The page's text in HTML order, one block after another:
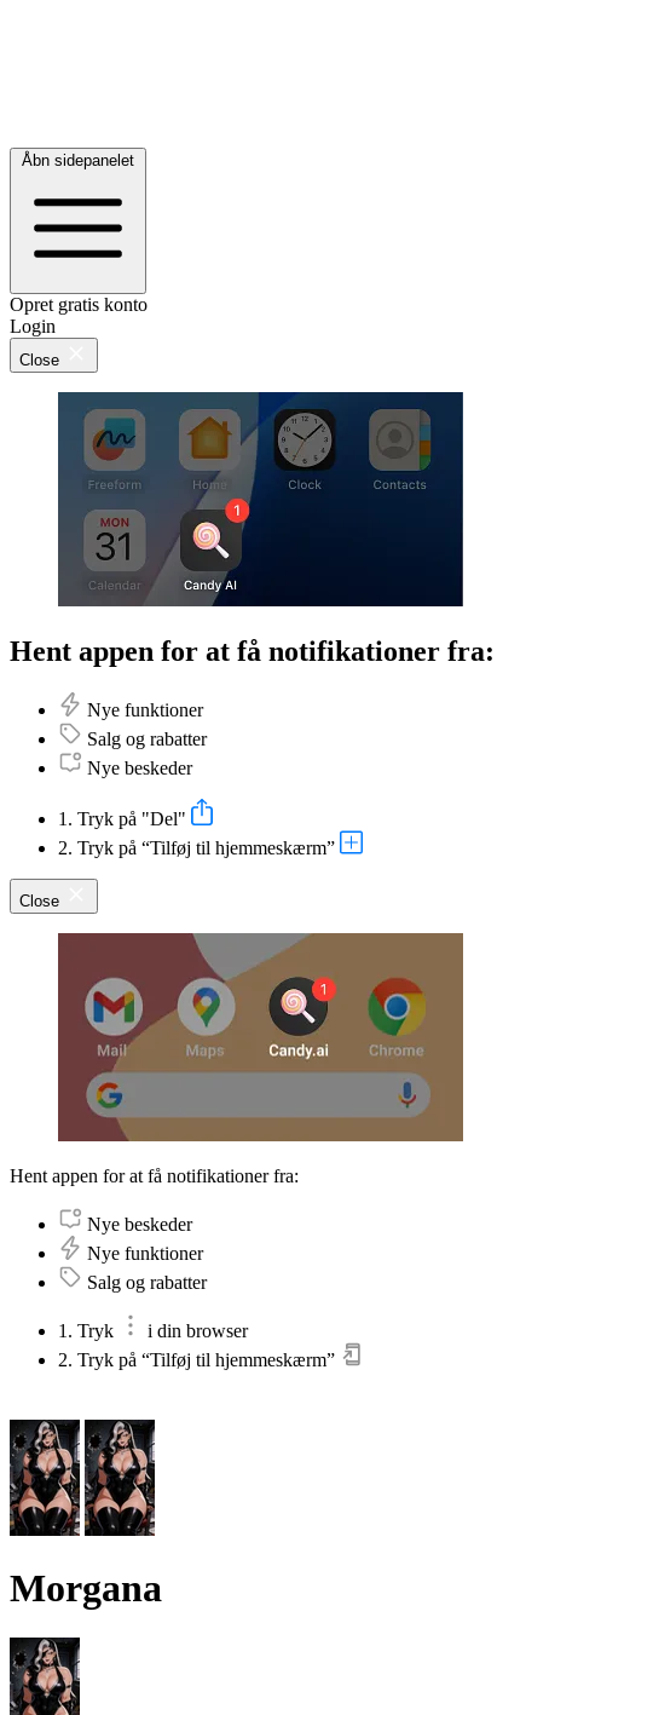
Åbn sidepanelet
Opret gratis konto
Login
Close
Hent appen for at få notifikationer fra:
Nye funktioner
Salg og rabatter
Nye beskeder
1. Tryk på "Del"
2. Tryk på “Tilføj til hjemmeskærm”
Close
Hent appen for at få notifikationer fra:
Nye beskeder
Nye funktioner
Salg og rabatter
1. Tryk
i din browser
2. Tryk på “Tilføj til hjemmeskærm”
Morgana